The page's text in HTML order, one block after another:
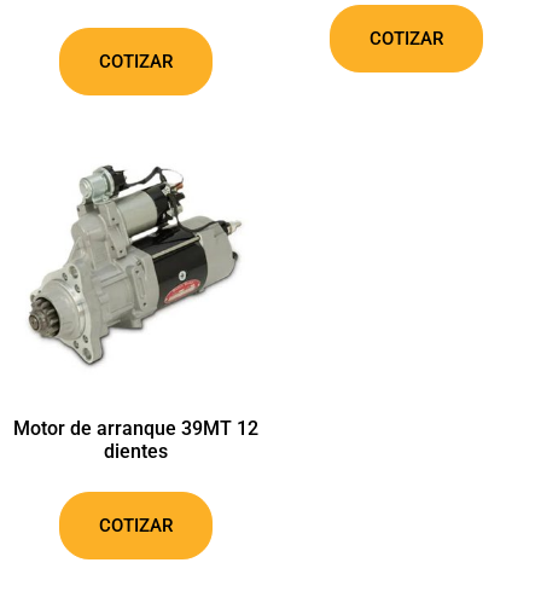
COTIZAR
COTIZAR
Motor de arranque 39MT 12
dientes
COTIZAR